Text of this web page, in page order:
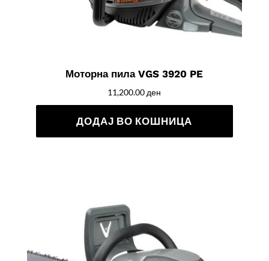
Моторна пила VGS 3920 PE
11,200.00 ден
ДОДАЈ ВО КОШНИЦА